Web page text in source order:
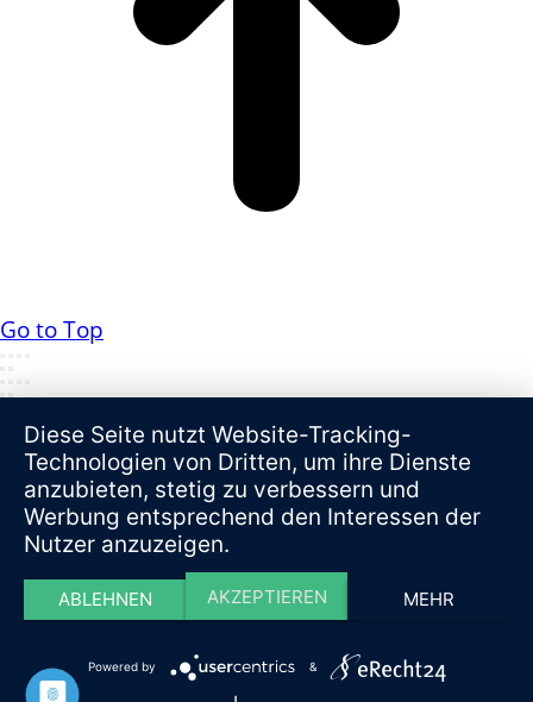
Go to Top
Diese Seite nutzt Website-Tracking-
Technologien von Dritten, um ihre Dienste
anzubieten, stetig zu verbessern und
Werbung entsprechend den Interessen der
Nutzer anzuzeigen.
ABLEHNEN AKZEPTIEREN MEHR
Powered by &